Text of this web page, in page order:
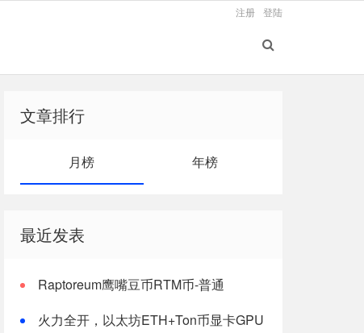
登陆
注册
文章排行
月榜 年榜
最近发表
Raptoreum鹰嘴豆币RTM币-普通
火力全开，以太坊ETH+Ton币显卡GPU